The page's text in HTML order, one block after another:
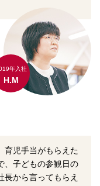
年入社
H.M
育児手当がもらえた
、子どもの参観日の
長から言ってもらえ